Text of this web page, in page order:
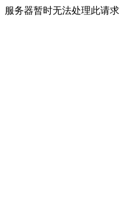
服务器暂时无法处理此请求